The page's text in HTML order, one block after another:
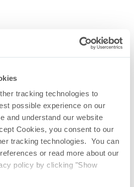
tracking technologies to
possible experience on our
and understand our website
Cookies, you consent to our
tracking technologies. You can
or read more about our
policy by clicking "Show